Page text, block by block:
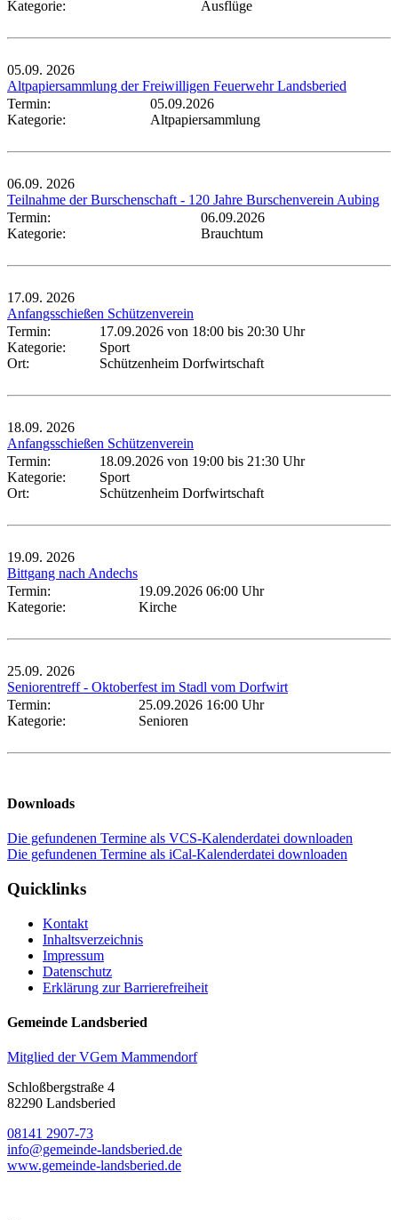
Kategorie: Ausflüge
05.09. 2026
Altpapiersammlung der Freiwilligen Feuerwehr Landsberied
Termin:
05.09.2026
Kategorie:
Altpapiersammlung
06.09. 2026
Teilnahme der Burschenschaft - 120 Jahre Burschenverein Aubing
Termin:
06.09.2026
Kategorie:
Brauchtum
17.09. 2026
Anfangsschießen Schützenverein
Termin:
17.09.2026 von 18:00 bis 20:30 Uhr
Kategorie:
Sport
Ort:
Schützenheim Dorfwirtschaft
18.09. 2026
Anfangsschießen Schützenverein
Termin:
18.09.2026 von 19:00 bis 21:30 Uhr
Kategorie:
Sport
Ort:
Schützenheim Dorfwirtschaft
19.09. 2026
Bittgang nach Andechs
Termin:
19.09.2026 06:00 Uhr
Kategorie:
Kirche
25.09. 2026
Seniorentreff - Oktoberfest im Stadl vom Dorfwirt
Termin:
25.09.2026 16:00 Uhr
Kategorie:
Senioren
Downloads
Die gefundenen Termine als VCS-Kalenderdatei downloaden
Die gefundenen Termine als iCal-Kalenderdatei downloaden
Quicklinks
Kontakt
Inhaltsverzeichnis
Impressum
Datenschutz
Erklärung zur Barrierefreiheit
Gemeinde Landsberied
Mitglied der VGem Mammendorf
Schloßbergstraße 4
82290 Landsberied
08141 2907-73
info@gemeinde-landsberied.de
www.gemeinde-landsberied.de